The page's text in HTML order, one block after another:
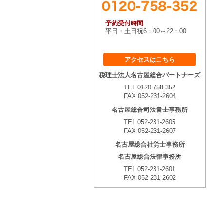
予約受付時間
平日・土日祝6：00～22：00
アクセスはこちら
税理士法人名古屋総合パートナーズ
TEL 0120-758-352
FAX 052-231-2604
名古屋総合司法書士事務所
TEL 052-231-2605
FAX 052-231-2607
名古屋総合社労士事務所
名古屋総合法律事務所
TEL 052-231-2601
FAX 052-231-2602